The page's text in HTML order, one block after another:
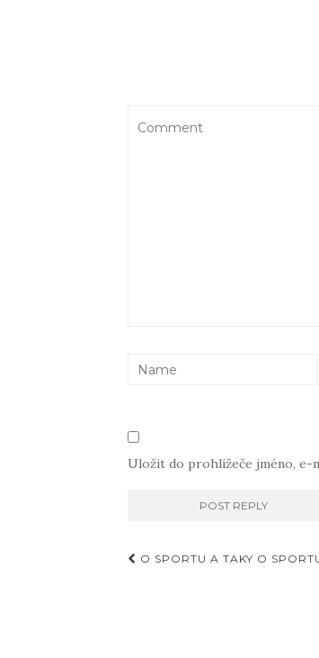
Uložit do prohlížeče jméno, e-
Příspěvky
O SPORTU A TAKY O